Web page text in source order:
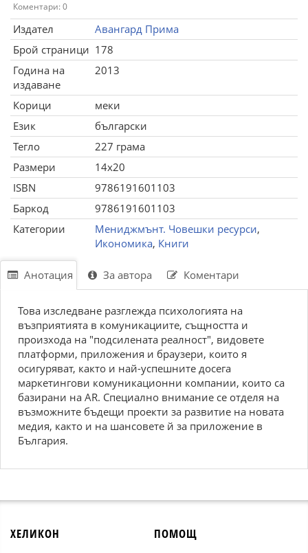
Коментари: 0
Издател
Авангард Прима
Брой страници 178
Година на
издаване
2013
Корици
меки
Език
български
Тегло
227 грама
Размери
14x20
ISBN
9786191601103
Баркод
9786191601103
Категории
Мениджмънт. Човешки ресурси,
Икономика, Книги
Анотация За автора Коментари
Това изследване разглежда психологията на
възприятията в комуникациите, същността и
произхода на "подсилената реалност", видовете
платформи, приложения и браузери, които я
осигуряват, както и най-успешните досега
маркетингови комуникационни компании, които са
базирани на AR. Специално внимание се отделя на
възможните бъдещи проекти за развитие на новата
медия, както и на шансовете й за приложение в
България.
ХЕЛИКОН ПОМОЩ